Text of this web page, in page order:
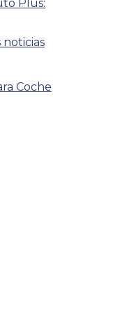
Plus:
noticias
Coche